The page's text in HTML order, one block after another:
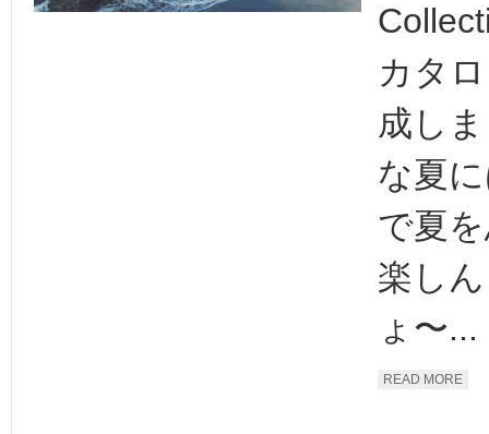
カタ
成し
な夏
で夏
楽し
ょ〜...
READ MORE